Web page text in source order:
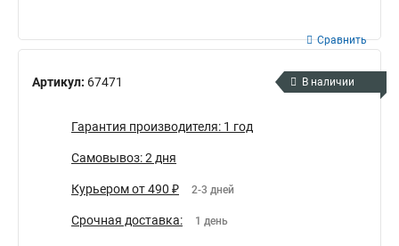
Артикул: 67471
Сравнить
В наличии
Гарантия производителя: 1 год
Самовывоз: 2 дня
Курьером от 490 ₽ 2-3 дней
Срочная доставка: 1 день